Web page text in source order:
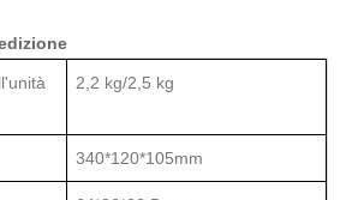
2,2 kg/2,5 kg
340*120*105mm